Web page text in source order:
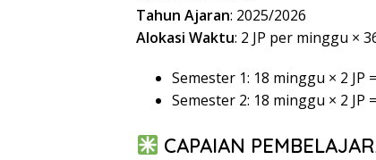
Tahun Ajaran: 2025/2026
Alokasi Waktu: 2 JP per minggu ×
Semester 1: 18 minggu × 2 JP =
Semester 2: 18 minggu × 2 JP =
CAPAIAN